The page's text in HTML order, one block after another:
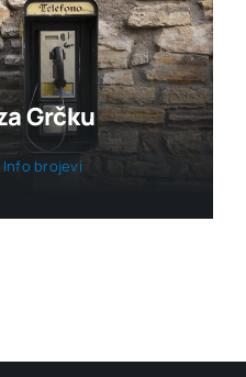
Grčku
Info brojevi